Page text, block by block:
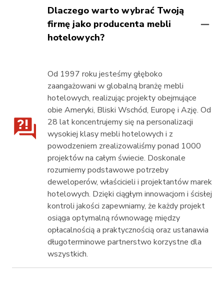
Dlaczego warto wybrać Twoją
firmę jako producenta mebli
hotelowych?
Od 1997 roku jesteśmy głęboko
zaangażowani w globalną branżę mebli
hotelowych, realizując projekty obejmujące
obie Ameryki, Bliski Wschód, Europę i Azję. Od
28 lat koncentrujemy się na personalizacji
wysokiej klasy mebli hotelowych i z
powodzeniem zrealizowaliśmy ponad 1000
projektów na całym świecie. Doskonale
rozumiemy podstawowe potrzeby
deweloperów, właścicieli i projektantów marek
hotelowych. Dzięki ciągłym innowacjom i ścisłej
kontroli jakości zapewniamy, że każdy projekt
osiąga optymalną równowagę między
opłacalnością a praktycznością oraz ustanawia
długoterminowe partnerstwo korzystne dla
wszystkich.